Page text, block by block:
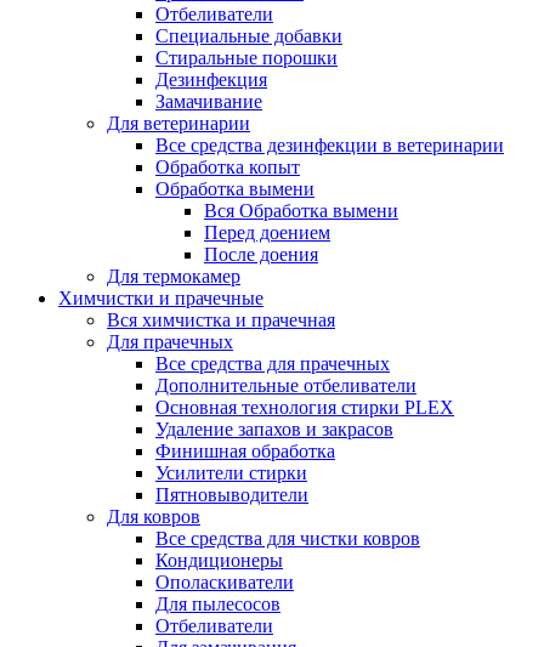
Отбеливатели
Специальные добавки
Стиральные порошки
Дезинфекция
Замачивание
Для ветеринарии
Все средства дезинфекции в ветеринарии
Обработка копыт
Обработка вымени
Вся Обработка вымени
Перед доением
После доения
Для термокамер
Химчистки и прачечные
Вся химчистка и прачечная
Для прачечных
Все средства для прачечных
Дополнительные отбеливатели
Основная технология стирки PLEX
Удаление запахов и закрасов
Финишная обработка
Усилители стирки
Пятновыводители
Для ковров
Все средства для чистки ковров
Кондиционеры
Ополаскиватели
Для пылесосов
Отбеливатели